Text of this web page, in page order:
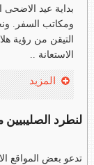
بداية عيد
ومكاتب السفر.
التيقن من رؤية
الاستعانة ..
المزيد
لنطرد الصليبيين